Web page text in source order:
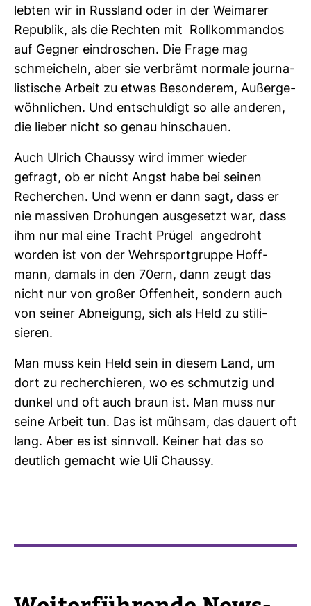
lebten wir in Russ­land oder in der Wei­marer
Repu­blik, als die Rechten mit Roll­kom­mandos
auf Gegner ein­dro­schen. Die Frage mag
schmei­cheln, aber sie ver­brämt nor­male jour­na­
lis­ti­sche Arbeit zu etwas Beson­derem, Außer­ge­
wöhn­li­chen. Und ent­schul­digt so alle anderen,
die lieber nicht so genau hin­schauen.
Auch Ulrich Chaussy wird immer wieder
gefragt, ob er nicht Angst habe bei seinen
Recher­chen. Und wenn er dann sagt, dass er
nie mas­siven Dro­hungen aus­ge­setzt war, dass
ihm nur mal eine Tracht Prügel ange­droht
worden ist von der Wehr­sport­gruppe Hoff­
mann, damals in den 70ern, dann zeugt das
nicht nur von großer Offen­heit, son­dern auch
von seiner Abnei­gung, sich als Held zu sti­li­
sieren.
Man muss kein Held sein in diesem Land, um
dort zu recher­chieren, wo es schmutzig und
dunkel und oft auch braun ist. Man muss nur
seine Arbeit tun. Das ist mühsam, das dauert oft
lang. Aber es ist sinn­voll. Keiner hat das so
deut­lich gemacht wie Uli Chaussy.